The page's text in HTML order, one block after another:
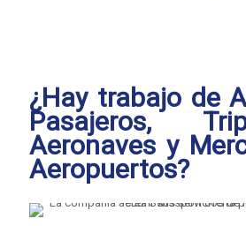
¿Hay trabajo de
Pasajeros,
Aeronaves y
Aeropuertos?